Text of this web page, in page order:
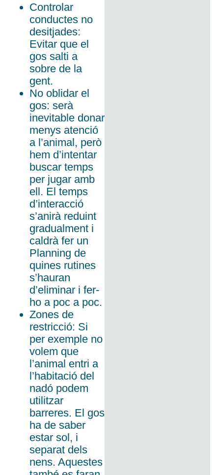
Controlar
conductes no
desitjades:
Evitar que el
gos salti a
sobre de la
gent.
No oblidar el
gos: serà
inevitable donar
menys atenció
a l’animal, però
hem d’intentar
buscar temps
per jugar amb
ell. El temps
d’interacció
s’anirà reduint
gradualment i
caldrà fer un
Planning de
quines rutines
s’hauran
d’eliminar i fer-
ho a poc a poc.
Zones de
restricció: Si
per exemple no
volem que
l’animal entri a
l’habitació del
nadó podem
utilitzar
barreres. El gos
ha de saber
estar sol, i
separat dels
nens. Aquestes